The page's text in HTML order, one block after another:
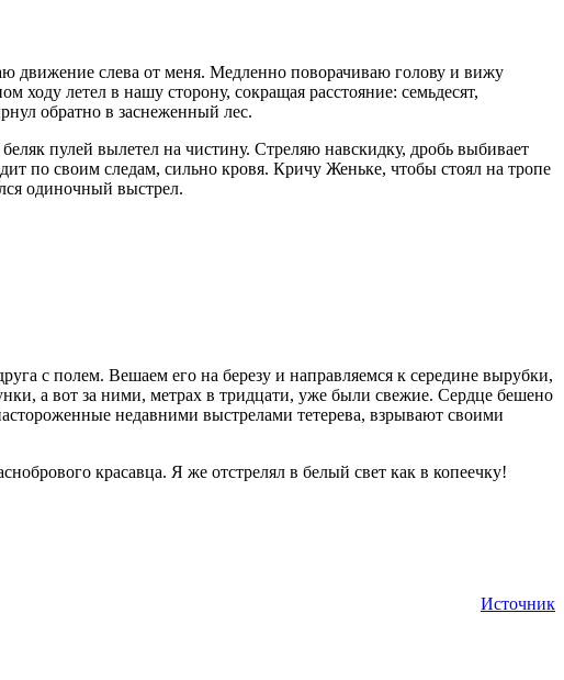
движение слева от меня. Медленно поворачиваю голову и вижу
ходу летел в нашу сторону, сокращая расстояние: семьдесят,
обратно в заснеженный лес.
пулей вылетел на чистину. Стреляю навскидку, дробь выбивает
по своим следам, сильно кровя. Кричу Женьке, чтобы стоял на тропе
одиночный выстрел.
с полем. Вешаем его на березу и направляемся к середине вырубки,
а вот за ними, метрах в тридцати, уже были свежие. Сердце бешено
недавними выстрелами тетерева, взрывают своими
красавца. Я же отстрелял в белый свет как в копеечку!
Источник